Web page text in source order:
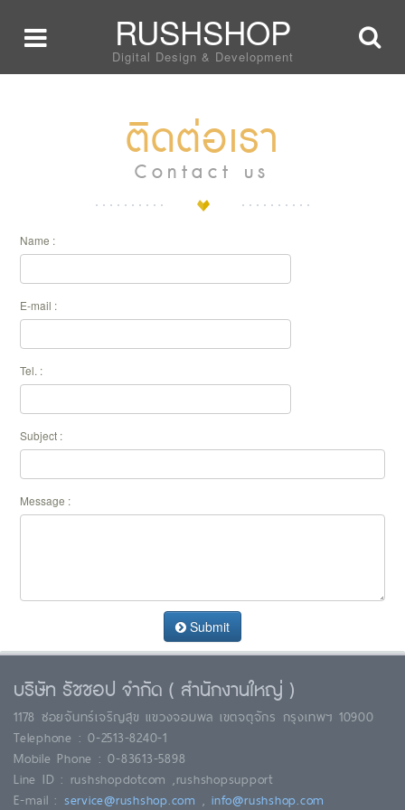
RUSHSHOP
Digital Design & Development
ติดต่อเรา
Contact us
Name :
E-mail :
Tel. :
Subject :
Message :
Submit
บริษัท รัชชอป จำกัด ( สำนักงานใหญ่ )
1178 ซอยจันทร์เจริญสุข แขวงจอมพล เขตจตุจักร กรุงเทพฯ 10900
Telephone : 0-2513-8240-1
Mobile Phone : 0-83613-5898
Line ID : rushshopdotcom ,rushshopsupport
E-mail : service@rushshop.com ,info@rushshop.com